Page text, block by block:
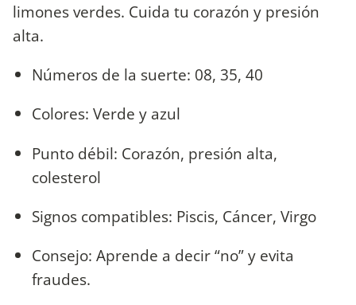
limones verdes. Cuida tu corazón y presión
alta.
Números de la suerte: 08, 35, 40
Colores: Verde y azul
Punto débil: Corazón, presión alta,
colesterol
Signos compatibles: Piscis, Cáncer, Virgo
Consejo: Aprende a decir “no” y evita
fraudes.